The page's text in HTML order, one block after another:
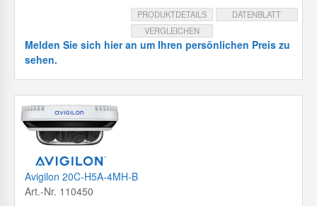
PRODUKTDETAILS
DATENBLATT
VERGLEICHEN
Melden Sie sich hier an um Ihren persönlichen Preis zu
sehen.
Avigilon 20C-H5A-4MH-B
Art.-Nr. 110450